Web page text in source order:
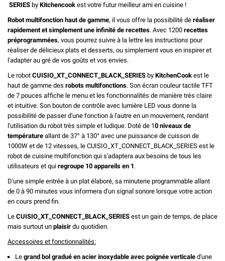
SERIES by Kitchencook est votre futur meilleur ami en cuisine !
Robot multifonction haut de gamme, il vous offre la possibilité de réaliser
rapidement et simplement une infinité de recettes. Avec 1200 recettes
préprogrammées, vous pourrez suivre à la lettre les instructions pour
réaliser de délicieux plats et desserts, ou simplement vous en inspirer et
l'adapter au gré de vos goûts et vos envies.
Le robot CUISIO_XT_CONNECT_BLACK_SERIES by KitchenCook est le
haut de gamme des robots multifonctions. Son écran couleur tactile TFT
de 7 pouces affiche le menu et les fonctionnalités de manière très claire
et intuitive. Son bouton de contrôle avec lumière LED vous donne la
possibilité de passer d'une fonction à l'autre en un mouvement, rendant
l'utilisation du robot très simple et ludique. Doté de 10 niveaux de
température allant de 37° à 130° avec une puissance de cuisson de
1000W et de 12 vitesses, le CUISIO_XT_CONNECT_BLACK_SERIES est le
robot de cuisine multifonction qui s'adaptera aux besoins de tous les
utilisateurs et qui regroupe 10 appareils en 1 .
D'une simple entrée à un plat élaboré, sa minuterie programmable allant
de 0 à 90 minutes vous informera d'un signal sonore lorsque votre action
en cours prend fin.
Le CUISIO_XT_CONNECT_BLACK_SERIES est un gain de temps, de place
mais surtout un plaisir du quotidien.
Accessoires et fonctionnalités:
Le grand bol gradué en acier inoxydable avec poignée verticale d'une